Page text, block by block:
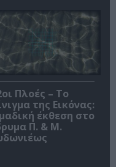
Πλοές – Το
της Εικόνας:
έκθεση στο
Π. & Μ.